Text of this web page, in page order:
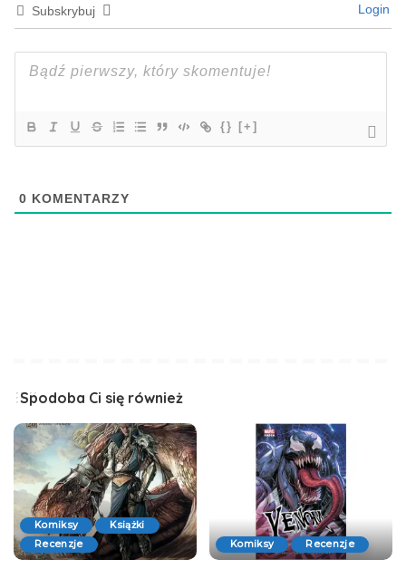
Subskrybuj Login
{} [+]
0 KOMENTARZY
Spodoba Ci się również
Komiksy
Książki
Recenzje
Komiksy Recenzje